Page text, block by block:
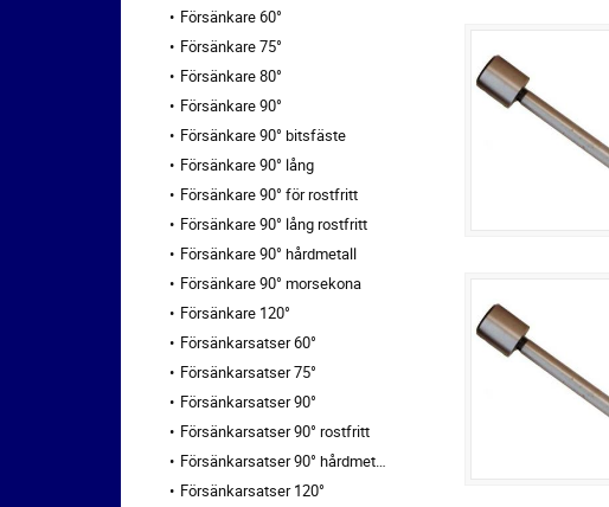
Försänkare 60°
Försänkare 75°
Försänkare 80°
Försänkare 90°
Försänkare 90° bitsfäste
Försänkare 90° lång
Försänkare 90° för rostfritt
Försänkare 90° lång rostfritt
Försänkare 90° hårdmetall
Försänkare 90° morsekona
Försänkare 120°
Försänkarsatser 60°
Försänkarsatser 75°
Försänkarsatser 90°
Försänkarsatser 90° rostfritt
Försänkarsatser 90° hårdmetall
Försänkarsatser 120°